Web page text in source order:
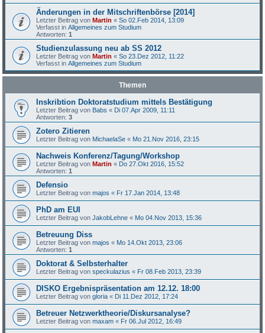
Änderungen in der Mitschriftenbörse [2014]
Letzter Beitrag vonMartin «So 02.Feb 2014, 13:09
Verfasst inAllgemeines zum Studium
Antworten:1
Studienzulassung neu ab SS 2012
Letzter Beitrag vonMartin «So 23.Dez 2012, 11:22
Verfasst inAllgemeines zum Studium
Themen
Inskribtion Doktoratstudium mittels Bestätigung
Letzter Beitrag von Babs « Di 07.Apr 2009, 11:11
Antworten:3
Zotero Zitieren
Letzter Beitrag von MichaelaSe « Mo 21.Nov 2016, 23:15
Nachweis Konferenz/Tagung/Workshop
Letzter Beitrag vonMartin « Do 27.Okt 2016, 15:52
Antworten:1
Defensio
Letzter Beitrag vonmajos « Fr 17.Jan 2014, 13:48
PhD am EUI
Letzter Beitrag vonJakobLehne « Mo 04.Nov 2013, 15:36
Betreuung Diss
Letzter Beitrag vonmajos « Mo 14.Okt 2013, 23:06
Antworten:1
Doktorat & Selbsterhalter
Letzter Beitrag vonspeckulazius « Fr 08.Feb 2013, 23:39
DISKO Ergebnispräsentation am 12.12. 18:00
Letzter Beitrag vongloria « Di 11.Dez 2012, 17:24
Betreuer Netzwerktheorie/Diskursanalyse?
Letzter Beitrag vonmaxam « Fr 06.Jul 2012, 16:49